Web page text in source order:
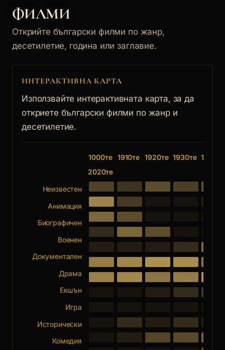
ФИЛМИ
Открийте български филми по жанр,
десетилетие, година или заглавие.
ИНТЕРАКТИВНА КАРТА
Използвайте интерактивната карта, за да
откриете български филми по жанр и
десетилетие.
1000те 1910те 1920те 1930те 1940те
2020те
Неизвестен
Анимация
Биографичен
Военен
Документален
Драма
Екшън
Игра
Исторически
Комедия